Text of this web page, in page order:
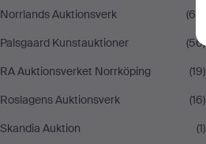
Norrlands Auktionsverk
(69)
Palsgaard Kunstauktioner
(56)
RA Auktionsverket Norrköping
(19)
Roslagens Auktionsverk
(16)
Skandia Auktion
(1)